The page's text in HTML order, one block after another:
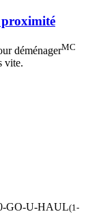
déménagerMC
vite.
GO-U-HAUL(1-